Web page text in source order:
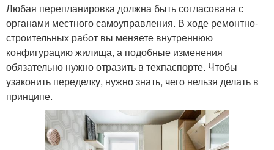
Любая перепланировка должна быть согласована с
органами местного самоуправления. В ходе ремонтно-
строительных работ вы меняете внутреннюю
конфигурацию жилища, а подобные изменения
обязательно нужно отразить в техпаспорте. Чтобы
узаконить переделку, нужно знать, чего нельзя делать в
принципе.